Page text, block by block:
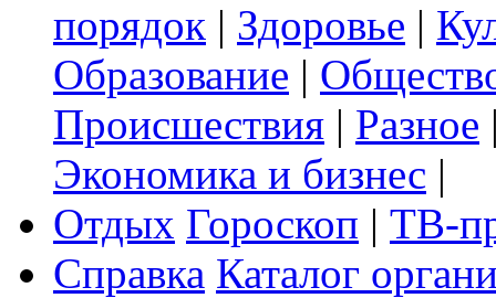
порядок | Здоровье |
Образование |
Происшествия | Разное
Экономика и бизнес |
Отдых Гороскоп | ТВ-
Справка Каталог